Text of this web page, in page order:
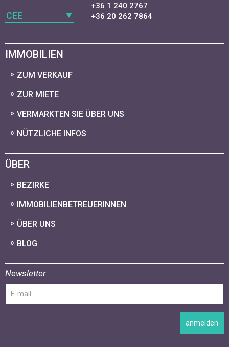
CEE
+36 1 240 2767
+36 20 262 7864
IMMOBILIEN
ZUM VERKAUF
ZUR MIETE
VERMARKTEN SIE ÜBER UNS
NÜTZLICHE INFOS
ÜBER
BEZIRKE
IMMOBILIENBETREUERINNEN
ÜBER UNS
BLOG
Newsletter
anmelden